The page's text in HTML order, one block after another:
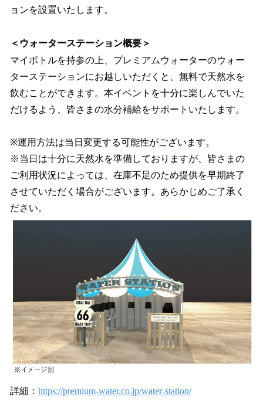
ョンを設置いたします。
＜ウォーターステーション概要＞
マイボトルを持参の上、プレミアムウォーターのウォー
ターステーションにお越しいただくと、無料で天然水を
飲むことができます。本イベントを十分に楽しんでいた
だけるよう、皆さまの水分補給をサポートいたします。
※運用方法は当日変更する可能性がございます。
※当日は十分に天然水を準備しておりますが、皆さまの
ご利用状況によっては、在庫不足のため提供を早期終了
させていただく場合がございます。あらかじめご了承く
ださい。
詳細： https://premium-water.co.jp/water-station/